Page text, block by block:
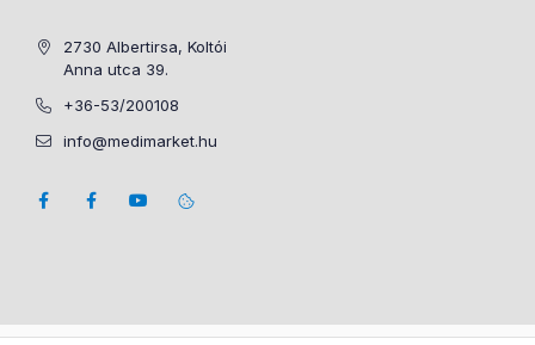
2730 Albertirsa, Koltói
Anna utca 39.
+36-53/200108
info@medimarket.hu